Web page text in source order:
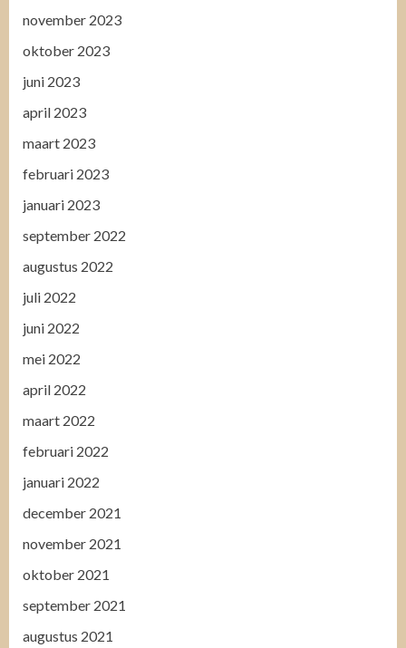
november 2023
oktober 2023
juni 2023
april 2023
maart 2023
februari 2023
januari 2023
september 2022
augustus 2022
juli 2022
juni 2022
mei 2022
april 2022
maart 2022
februari 2022
januari 2022
december 2021
november 2021
oktober 2021
september 2021
augustus 2021